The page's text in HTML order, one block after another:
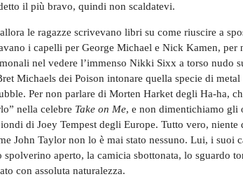
il più bravo, quindi non scaldatevi.
le ragazze scrivevano libri su come riuscire a
i capelli per George Michael e Nick Kamen, per
nel vedere l’immenso Nikki Sixx a torso nudo
Michaels dei Poison intonare quella specie di
Per non parlare di Morten Harket degli Ha-ha,
nella celebre Take on Me, e non dimentichiamo gli
di Joey Tempest degli Europe. Tutto vero, niente
John Taylor non lo è mai stato nessuno. Lui, i suoi
aperto, la camicia sbottonata, lo sguardo
con assoluta naturalezza.